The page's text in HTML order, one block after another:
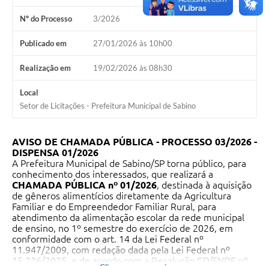
Nº do Processo 3/2026
Publicado em 27/01/2026 às 10h00
Realização em 19/02/2026 às 08h30
Local
Setor de Licitações - Prefeitura Municipal de Sabino
AVISO DE CHAMADA PÚBLICA - PROCESSO 03/2026 -
DISPENSA 01/2026
A Prefeitura Municipal de Sabino/SP torna público, para
conhecimento dos interessados, que realizará a
CHAMADA PÚBLICA nº 01/2026, destinada à aquisição
de gêneros alimentícios diretamente da Agricultura
Familiar e do Empreendedor Familiar Rural, para
atendimento da alimentação escolar da rede municipal
de ensino, no 1º semestre do exercício de 2026, em
conformidade com o art. 14 da Lei Federal nº
11.947/2009, com redação dada pela Lei Federal nº
15.226/2025, e de acordo com a Resolução CD/FNDE nº